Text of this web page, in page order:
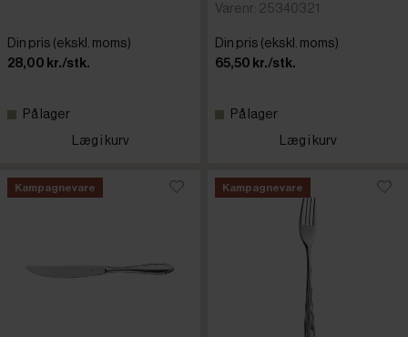
Din pris (ekskl. moms)
28,00 kr./stk.
På lager
Læg i kurv
Varenr: 25340321
Din pris (ekskl. moms)
65,50 kr./stk.
På lager
Læg i kurv
Kampagnevare Kampagnevare